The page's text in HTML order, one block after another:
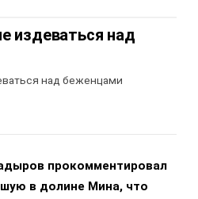
издеваться над
над беженцами
прокомментировал
в долине Мина, что